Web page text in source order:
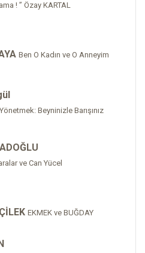
! ” Özay KARTAL
Ben O Kadın ve O Anneyim
Beyninizle Barışınız
ve Can Yücel
EKMEK ve BUĞDAY